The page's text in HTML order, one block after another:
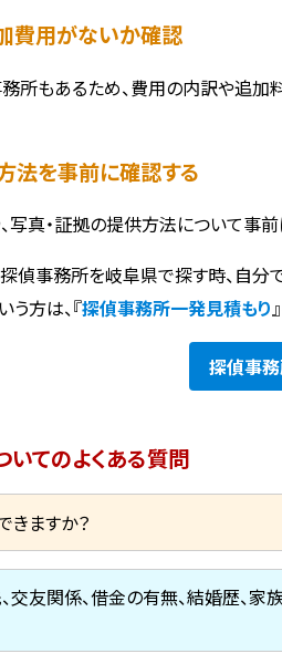
費用がないか確認
もあるため、費用の内訳や追加
法を事前に確認する
写真・証拠の提供方法について事
偵事務所を岐阜県で探す時、自
う方は、『探偵事務所一発見積もり
探偵事
てのよくある質問
きますか？
交友関係、借金の有無、結婚歴、